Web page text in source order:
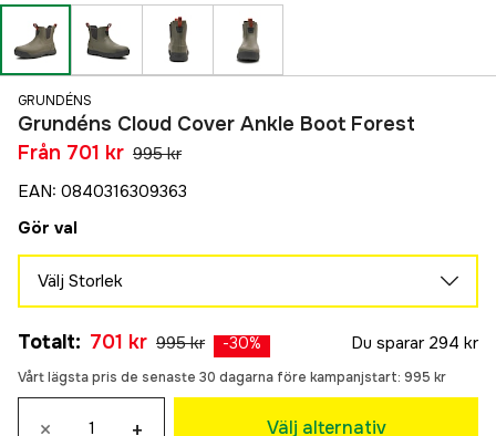
GRUNDÉNS
Grundéns Cloud Cover Ankle Boot Forest
Från 701 kr 995 kr
EAN: 0840316309363
Gör val
Välj Storlek
995 kr
Slutsåld
45
701 kr
46
Totalt: 701 kr 995 kr -30% Du sparar 294 kr
Vårt lägsta pris de senaste 30 dagarna före kampanjstart: 995 kr
Välj alternativ